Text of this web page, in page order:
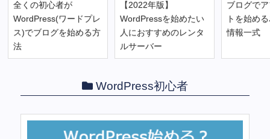
全くの初心者が
WordPress(ワードプレ
ス)でブログを始める方
法
【2022年版】
WordPressを始めたい
人におすすめのレンタ
ルサーバー
ブログで
トを始め
情報一式
WordPress初心者